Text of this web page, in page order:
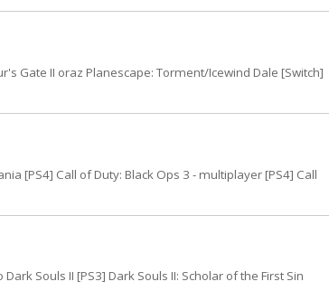
Gate II oraz Planescape: Torment/Icewind Dale [Switch]
[PS4] Call of Duty: Black Ops 3 - multiplayer [PS4] Call
Souls II [PS3] Dark Souls II: Scholar of the First Sin